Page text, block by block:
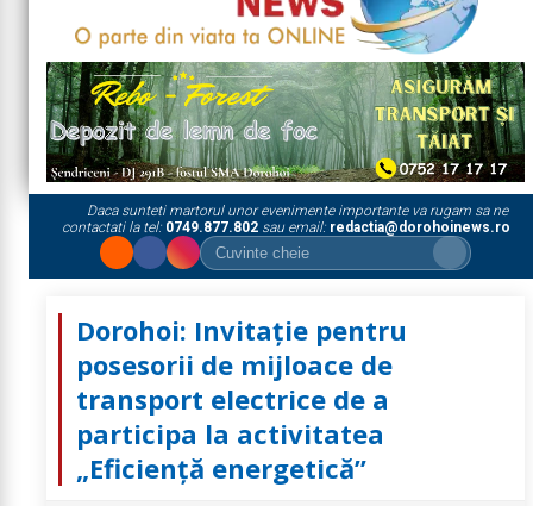
Daca sunteti martorul unor evenimente importante va rugam sa ne
contactati la tel: 0749.877.802sau email: redactia@dorohoinews.ro
Dorohoi: Invitație pentru
posesorii de mijloace de
transport electrice de a
participa la activitatea
„Eficiență energetică”